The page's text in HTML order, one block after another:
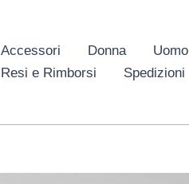
Accessori Donna Uomo
Resi e Rimborsi
Spedizioni